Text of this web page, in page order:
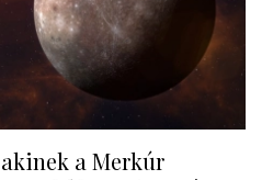
a Merkúr